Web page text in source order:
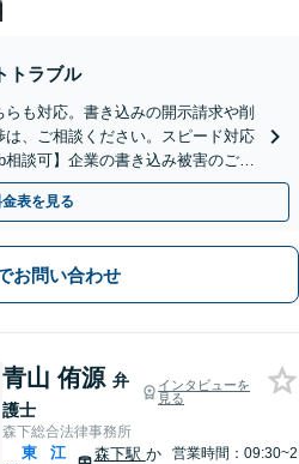
トラブル
らも対応。書き込みの開示請求や削
、ご相談ください。スピード対応
談可】企業の書き込み被害のご相
表を見る
お問い合わせ
青山 侑源 弁
護士
インタビューを
見る
森下総合法律事務所
東
江
森下駅 か
営業時間：09:30~2